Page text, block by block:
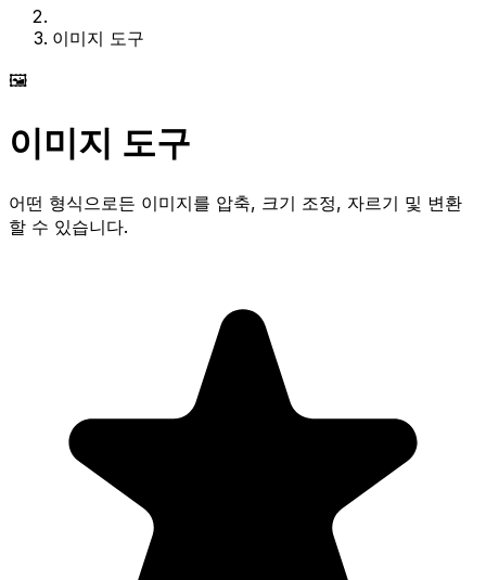
이미지 도구
🖼️
이미지 도구
어떤 형식으로든 이미지를 압축, 크기 조정, 자르기 및 변환
할 수 있습니다.